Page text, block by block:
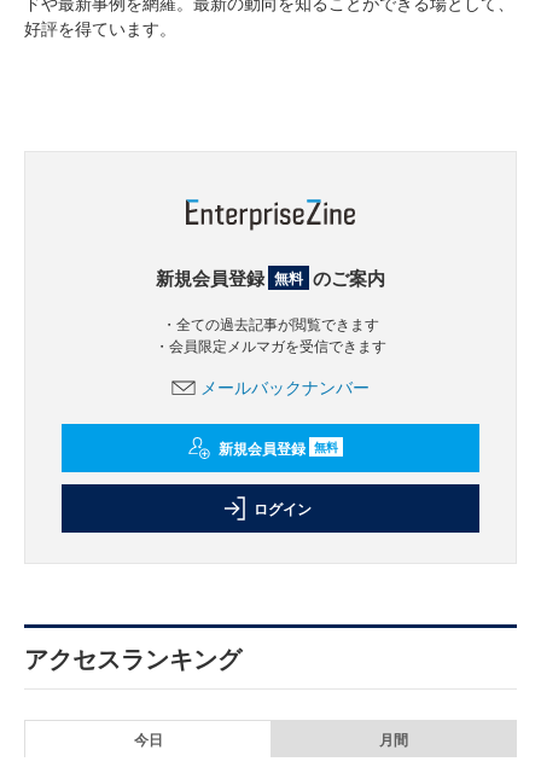
好評を得ています。
新規会員登録 無料 のご案内
・全ての過去記事が閲覧できます
・会員限定メルマガを受信できます
メールバックナンバー
新規会員登録 無料
ログイン
アクセスランキング
今日 月間